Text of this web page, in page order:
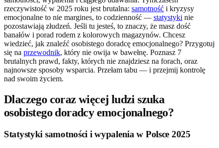
rzeczywistość w 2025 roku jest brutalna: samotność i kryzysy
emocjonalne to nie margines, to codzienność — statystyki nie
pozostawiają złudzeń. Jeśli tu jesteś, to znaczy, że masz dość
banałów i porad rodem z kolorowych magazynów. Chcesz
wiedzieć, jak znaleźć osobistego doradcę emocjonalnego? Przygotuj
się na przewodnik, który nie owija w bawełnę. Poznasz 7
brutalnych prawd, fakty, których nie znajdziesz na forach, oraz
najnowsze sposoby wsparcia. Przełam tabu — i przejmij kontrolę
nad swoim życiem.
Dlaczego coraz więcej ludzi szuka
osobistego doradcy emocjonalnego?
Statystyki samotności i wypalenia w Polsce 2025